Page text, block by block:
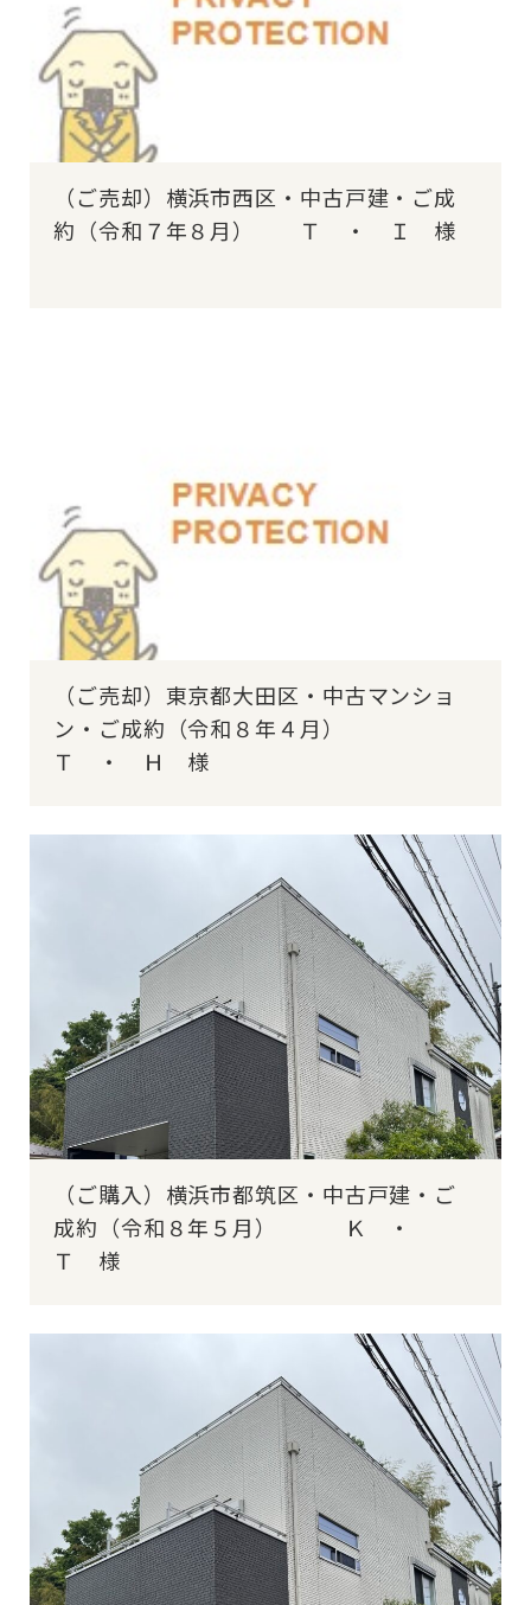
（ご売却）横浜市西区・中古戸建・ご成
約（令和７年８月） Ｔ ・ Ｉ 様
（ご売却）東京都大田区・中古マンショ
ン・ご成約（令和８年４月）
Ｔ ・ Ｈ 様
（ご購入）横浜市都筑区・中古戸建・ご
成約（令和８年５月） Ｋ ・
Ｔ 様